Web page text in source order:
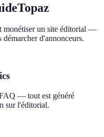
monétiser un site éditorial —
démarcher d'annonceurs.
— tout est généré
sur l'éditorial.